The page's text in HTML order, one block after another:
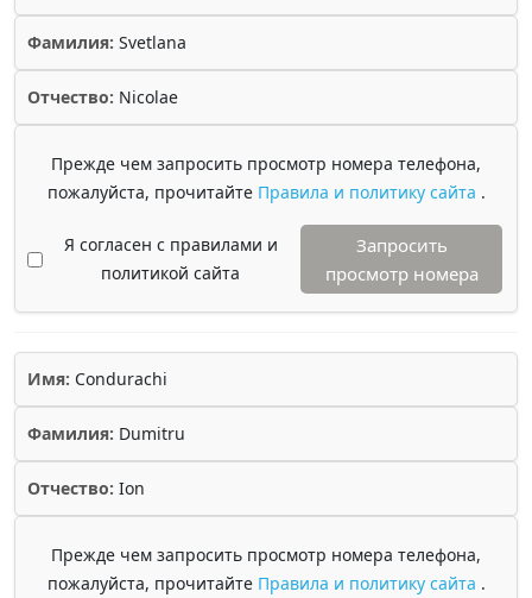
Фамилия: Svetlana
Отчество: Nicolae
Прежде чем запросить просмотр номера телефона,
пожалуйста, прочитайте Правила и политику сайта .
Я согласен с правилами и
политикой сайта
Запросить
просмотр номера
Имя: Condurachi
Фамилия: Dumitru
Отчество: Ion
Прежде чем запросить просмотр номера телефона,
пожалуйста, прочитайте Правила и политику сайта .